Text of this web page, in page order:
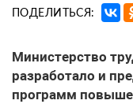
ПОДЕЛИТЬСЯ:
Министерство
разработало и
программ